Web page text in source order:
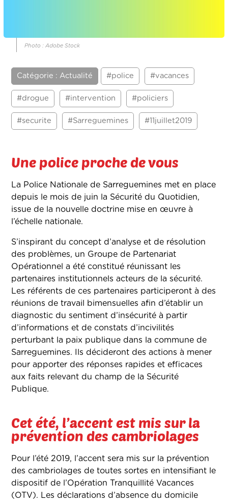
Photo : Adobe Stock
Catégorie : Actualité #police #vacances
#drogue #intervention #policiers
#securite #Sarreguemines #11juillet2019
Une police proche de vous
La Police Nationale de Sarreguemines met en place
depuis le mois de juin la Sécurité du Quotidien,
issue de la nouvelle doctrine mise en œuvre à
l’échelle nationale.
S’inspirant du concept d’analyse et de résolution
des problèmes, un Groupe de Partenariat
Opérationnel a été constitué réunissant les
partenaires institutionnels acteurs de la sécurité.
Les référents de ces partenaires participeront à des
réunions de travail bimensuelles afin d’établir un
diagnostic du sentiment d’insécurité à partir
d’informations et de constats d’incivilités
perturbant la paix publique dans la commune de
Sarreguemines. Ils décideront des actions à mener
pour apporter des réponses rapides et efficaces
aux faits relevant du champ de la Sécurité
Publique.
Cet été, l’accent est mis sur la
prévention des cambriolages
Pour l’été 2019, l’accent sera mis sur la prévention
des cambriolages de toutes sortes en intensifiant le
dispositif de l’Opération Tranquillité Vacances
(OTV). Les déclarations d’absence du domicile